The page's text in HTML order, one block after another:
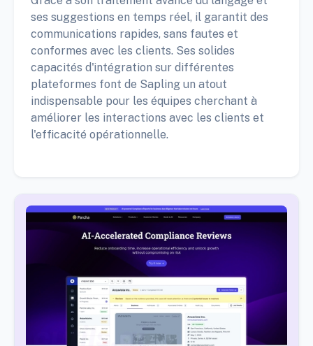
ses suggestions en temps réel, il garantit des
communications rapides, sans fautes et
conformes avec les clients. Ses solides
capacités d'intégration sur différentes
plateformes font de Sapling un atout
indispensable pour les équipes cherchant à
améliorer les interactions avec les clients et
l'efficacité opérationnelle.